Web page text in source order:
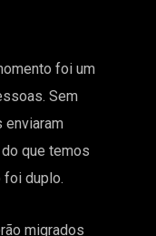
foi um
Sem
enviaram
que temos
foi duplo.
migrados